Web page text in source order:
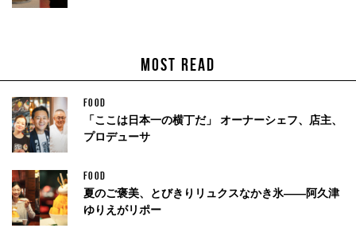
MOST READ
FOOD
「ここは日本一の横丁だ」 オーナーシェフ、店主、
プロデューサ
FOOD
夏のご褒美、とびきりリュクスなかき氷——阿久津
ゆりえがリポー